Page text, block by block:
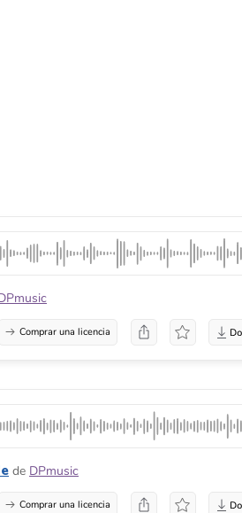
Comprar una licencia
de DPmusic
Comprar una licencia